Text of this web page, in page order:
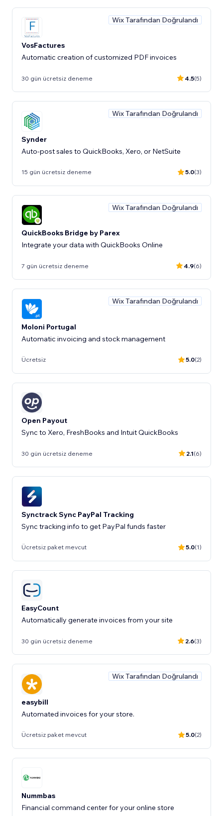
Wix Tarafından Doğrulandı
VosFactures
Automatic creation of customized PDF invoices
30 gün ücretsiz deneme 4.5(5)
Wix Tarafından Doğrulandı
Synder
Auto-post sales to QuickBooks, Xero, or NetSuite
15 gün ücretsiz deneme 5.0(3)
Wix Tarafından Doğrulandı
QuickBooks Bridge by Parex
Integrate your data with QuickBooks Online
7 gün ücretsiz deneme 4.9(6)
Wix Tarafından Doğrulandı
Moloni Portugal
Automatic invoicing and stock management
Ücretsiz 5.0(2)
Open Payout
Sync to Xero, FreshBooks and Intuit QuickBooks
30 gün ücretsiz deneme 2.1(6)
Synctrack Sync PayPal Tracking
Sync tracking info to get PayPal funds faster
Ücretsiz paket mevcut 5.0(1)
EasyCount
Automatically generate invoices from your site
30 gün ücretsiz deneme 2.6(3)
Wix Tarafından Doğrulandı
easybill
Automated invoices for your store.
Ücretsiz paket mevcut 5.0(2)
Nummbas
Financial command center for your online store